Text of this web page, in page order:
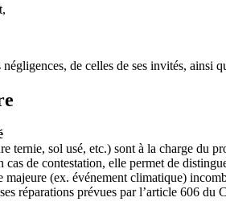
de celles de ses invités, ainsi
ternie, sol usé, etc.) sont à la charge du
de contestation, elle permet de
majeure (ex. événement climatique)
réparations prévues par l’article 606